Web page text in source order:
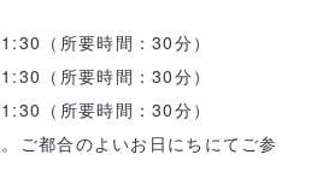
（所要時間：30分）
（所要時間：30分）
（所要時間：30分）
ご都合のよいお日にちにてご参